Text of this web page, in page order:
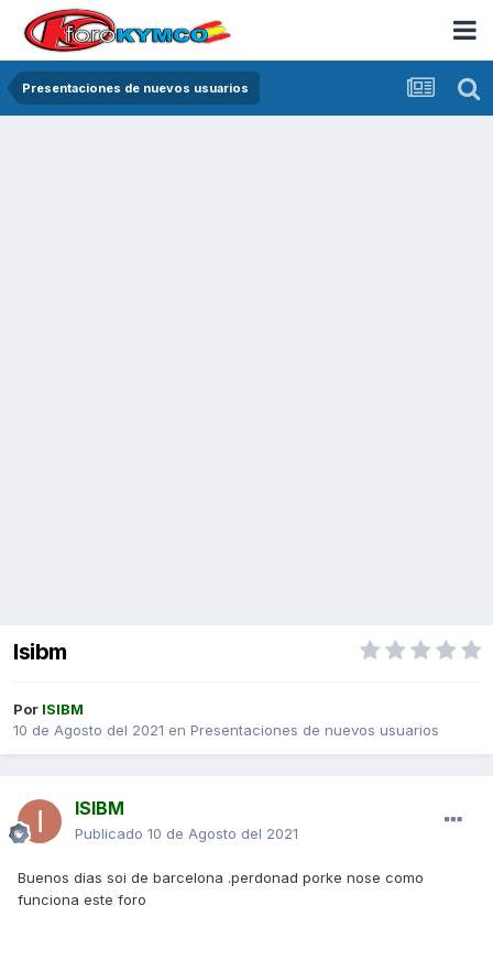
Presentaciones de nuevos usuarios
Isibm
Por ISIBM
10 de Agosto del 2021 en Presentaciones de nuevos usuarios
ISIBM
Publicado 10 de Agosto del 2021
Buenos dias soi de barcelona .perdonad porke nose como
funciona este foro